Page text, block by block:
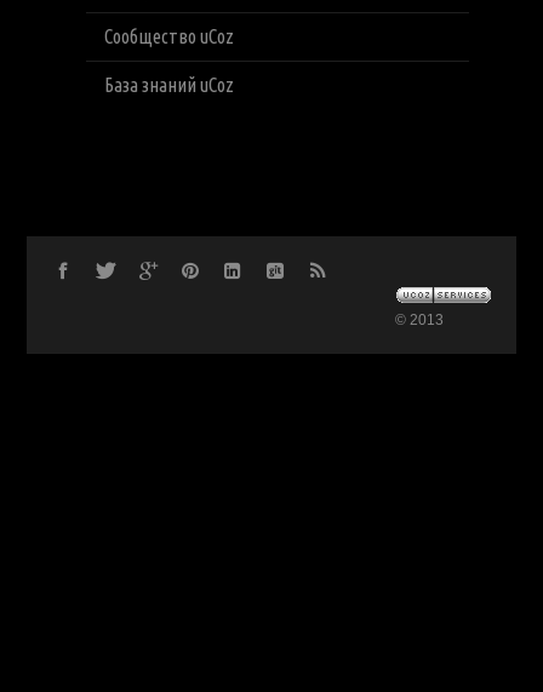
Сообщество uCoz
База знаний uCoz
© 2013